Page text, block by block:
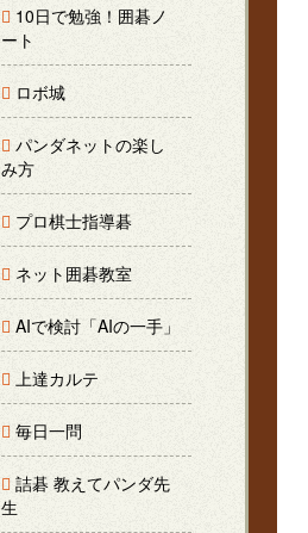
10日で勉強！囲碁ノ
ート
ロボ城
パンダネットの楽し
み方
プロ棋士指導碁
ネット囲碁教室
AIで検討「AIの一手」
上達カルテ
毎日一問
詰碁 教えてパンダ先
生